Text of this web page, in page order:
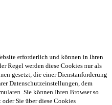
erforderlich und können in Ihren
Regel werden diese Cookies nur als
gesetzt, die einer Dienstanforderung
Datenschutzeinstellungen, dem
Sie können Ihren Browser so
Sie über diese Cookies